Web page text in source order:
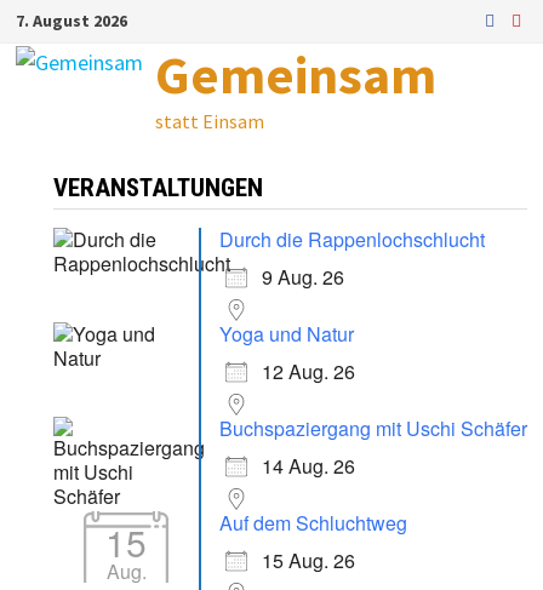
Zum
Inhalt
7. August 2026
Gemeinsam
statt Einsam
VERANSTALTUNGEN
Durch die Rappenlochschlucht
9 Aug. 26
Yoga und Natur
12 Aug. 26
Buchspaziergang mit Uschi Schäfer
14 Aug. 26
15
Aug.
Auf dem Schluchtweg
15 Aug. 26